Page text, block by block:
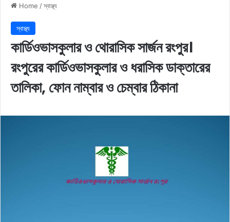
Home /স্বাস্থ্য
স্বাস্থ্য
কার্ডিওভাসকুলার ও থোরাসিক সার্জন রংপুর।
রংপুরের কার্ডিওভাসকুলার ও ধরাসিক ডাক্তারের
তালিকা, ফোন নাম্বার ও চেম্বার ঠিকানা